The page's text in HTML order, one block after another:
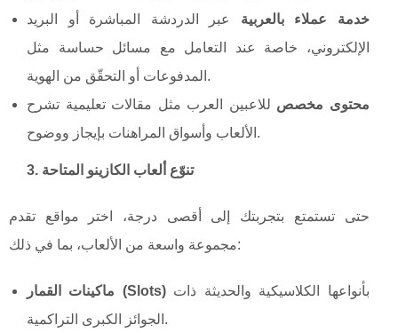
خدمة عملاء بالعربية عبر الدردشة المباشرة أو البريد
الإلكتروني، خاصة عند التعامل مع مسائل حساسة مثل
المدفوعات أو التحقّق من الهوية.
محتوى مخصص للاعبين العرب مثل مقالات تعليمية تشرح
الألعاب وأسواق المراهنات بإيجاز ووضوح.
3. تنوّع ألعاب الكازينو المتاحة
حتى تستمتع بتجربتك إلى أقصى درجة، اختر مواقع تقدم
مجموعة واسعة من الألعاب، بما في ذلك:
ماكينات القمار (Slots)بأنواعها الكلاسيكية والحديثة ذات
الجوائز الكبرى التراكمية.